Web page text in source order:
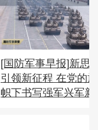
[国防军事早报]新思
引领新征程 在党的旗
帜下书写强军兴军新